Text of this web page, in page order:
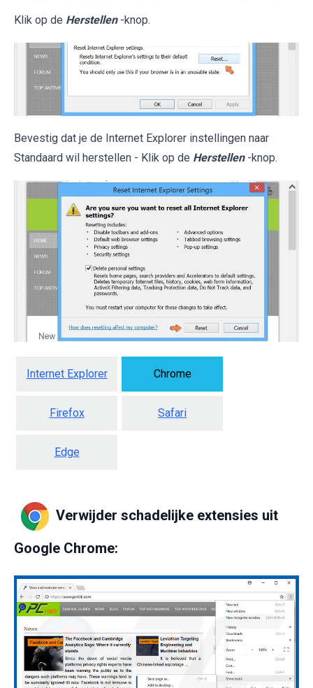
Klik op de Herstellen -knop.
Bevestig dat je de Internet Explorer instellingen naar
Standaard wil herstellen - Klik op de Herstellen -knop.
Internet Explorer Chrome
Firefox Safari
Edge
Verwijder schadelijke extensies uit
Google Chrome: